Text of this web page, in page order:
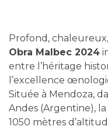
Profond,
Obra Malbec 2024
entre l’héritage
l’excellence
Située à Mendoza,
Andes (Argentine),
1050 mètres